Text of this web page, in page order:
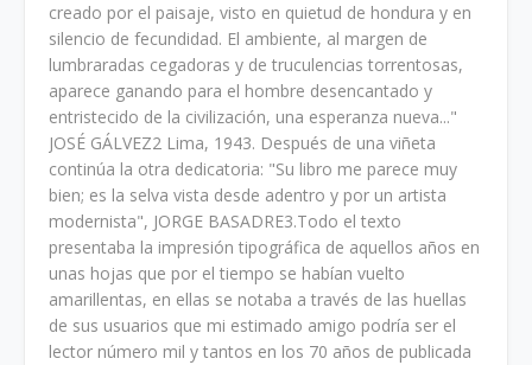
creado por el paisaje, visto en quietud de hondura y en
silencio de fecundidad. El ambiente, al margen de
lumbraradas cegadoras y de truculencias torrentosas,
aparece ganando para el hombre desencantado y
entristecido de la civilización, una esperanza nueva..."
JOSÉ GÁLVEZ2 Lima, 1943. Después de una viñeta
continúa la otra dedicatoria: "Su libro me parece muy
bien; es la selva vista desde adentro y por un artista
modernista", JORGE BASADRE3.Todo el texto
presentaba la impresión tipográfica de aquellos años en
unas hojas que por el tiempo se habían vuelto
amarillentas, en ellas se notaba a través de las huellas
de sus usuarios que mi estimado amigo podría ser el
lector número mil y tantos en los 70 años de publicada